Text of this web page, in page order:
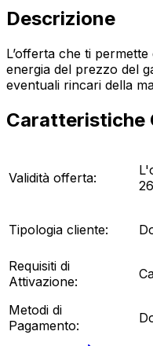
Descrizione
L’offerta che ti
energia del prezzo del
eventuali rincari della
Caratteristiche
Validità offerta:
Tipologia cliente:
Requisiti di
Attivazione:
Metodi di
Pagamento: